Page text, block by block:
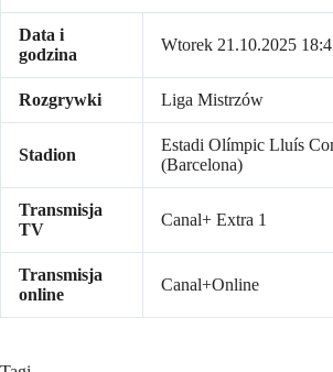
Data i
godzina
Wtorek 21.10.2025
Rozgrywki Liga Mistrzów
Stadion
Estadi Olímpic Lluís
(Barcelona)
Transmisja
TV
Canal+ Extra 1
Transmisja
online
Canal+Online